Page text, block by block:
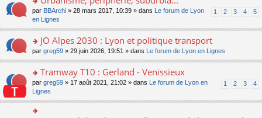
s
ré
c
e
le
s
ré
c
nt
g
e
n
o
n
le
u
s
ré
c
e
s
s
e
n
o
n
le
s
er
le
m
e
s
s
e
n
o
n
lu
o
n
s
er
le
m
e
s
s
g
1 2 3 4 5
par BBArchi » 28 mars 2017, 10:39 » dans
Le forum de Lyon
en Lignes
o
n
ult
er
le
m
e
JO Alpes 2030 : Lyon et politique transport
par greg59 » 29 juin 2026, 19:51 » dans Le forum de Lyon en Lignes
o
s
ult
Tramway T10 : Gerland - Venissieux
1 2 3 4
par greg59 » 17 août 2021, 21:02 » dans
Le forum de Lyon en
Lignes